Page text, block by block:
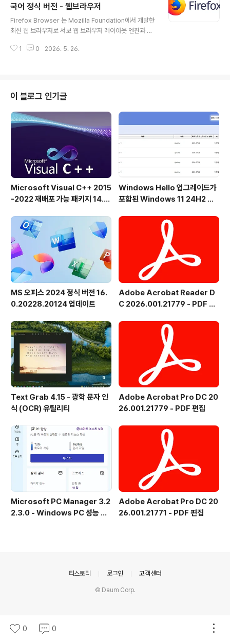
ad3는 구문 강조 기능이 있는 빠르고 가벼운 Scintilla 기
반 텍스트 편집기입니다. 메모리 공간이 작지만 대부분의
프로그래밍 작업을 처리할 수있을 만큼 강력합니다.Note
동 들여쓰기, 단어 자동 완성, 다양한 형식(ASCII, UTF..
국어 정식 버전 - 웹브라우저
Firefox Browser 는 Mozilla Foundation에서 개발한
최신 웹 브라우저로 서보 웹 브라우저 레이아웃 엔진과 믿
니다. Firefox Browser는 Mozilla의 고급 연구 그룹에
탭을 열고, 모든 죄의식을 없애기 위해 디자인된 아름다운
새로운 모습으로 꾸며졌습니다.Firefox Browser는 경쟁
사보다 적은 메모리를 사용합니다. HomePage: 공식 홈
페이지 https://www.mozilla.org/ko/firefox/ http
1 0 2026. 5. 26.
이 블로그 인기글
Microsoft Visual C++ 2015
-2022 재배포 가능 패키지 14.5
Windows Hello 업그레이드가
포함된 Windows 11 24H2 및
출시
MS 오피스 2024 정식 버전 16.
0.20228.20124 업데이트
Adobe Acrobat Reader D
C 2026.001.21779 - PDF 뷰
Text Grab 4.15 - 광학 문자 인
식 (OCR) 유틸리티
Adobe Acrobat Pro DC 20
26.001.21779 - PDF 편집
Microsoft PC Manager 3.2
2.3.0 - Windows PC 성능 향
Adobe Acrobat Pro DC 20
26.001.21771 - PDF 편집
0 0
티스토리 로그인 고객센터
© Daum Corp.